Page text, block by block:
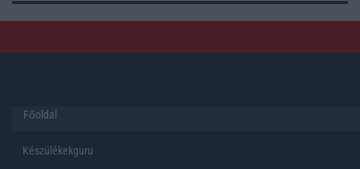
Főoldal
Készülékekguru